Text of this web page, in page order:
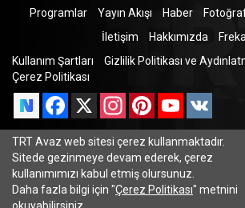
Programlar Yayın Akışı Haber
İletişim
Hakkımızda
Kullanım Şartları
Gizlilik Politikası ve
Çerez Politikası
Facebook
X InstagramPinterestYouTube
Odnoklassniki
TRT Avaz web sitesi çerez kullanmaktadır.
Sitede gezinmeye devam ederek, çerez
kullanımımızı kabul etmiş olursunuz.
Daha fazla bilgi için "Çerez Politikası" metnini
okuyabilirsiniz.